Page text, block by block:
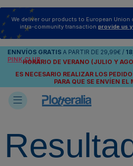
We deliver our products to European Union
intra-community transaction provide us
ENNVÍOS GRATIS A PARTIR DE 29,99€ /
PINK CLUB
HORARIO DE VERANO (JULIO Y
ES NECESARIO REALIZAR LOS
PARA QUE SE ENVÍEN EL